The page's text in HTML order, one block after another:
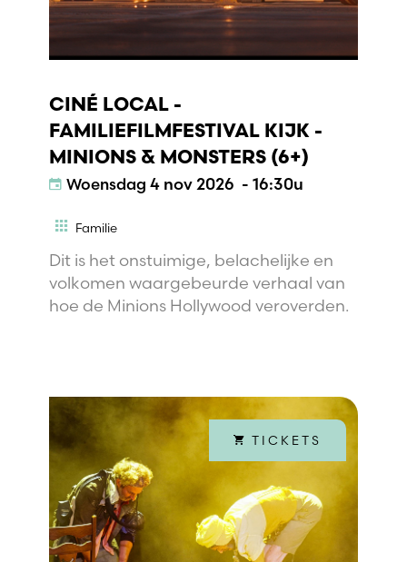
CINÉ LOCAL -
FAMILIEFILMFESTIVAL KIJK -
MINIONS & MONSTERS (6+)
Woensdag 4 nov 2026 - 16:30u
Familie
Dit is het onstuimige, belachelijke en
volkomen waargebeurde verhaal van
hoe de Minions Hollywood veroverden.
TICKETS